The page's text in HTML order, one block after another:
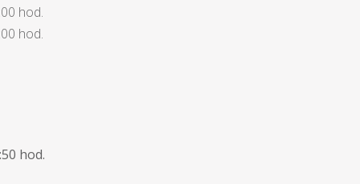
hod.
hod.
hod.